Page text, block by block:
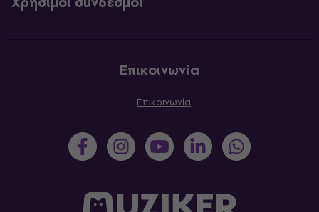
Επικοινωνία
Επικοινωνία